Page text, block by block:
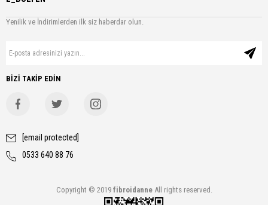
Yenilik ve İndirimlerden ilk siz haberdar olun.
BİZİ TAKİP EDİN
[email protected]
0533 640 88 76
Copyright © 2019 fibroidanneAll rights reserved.